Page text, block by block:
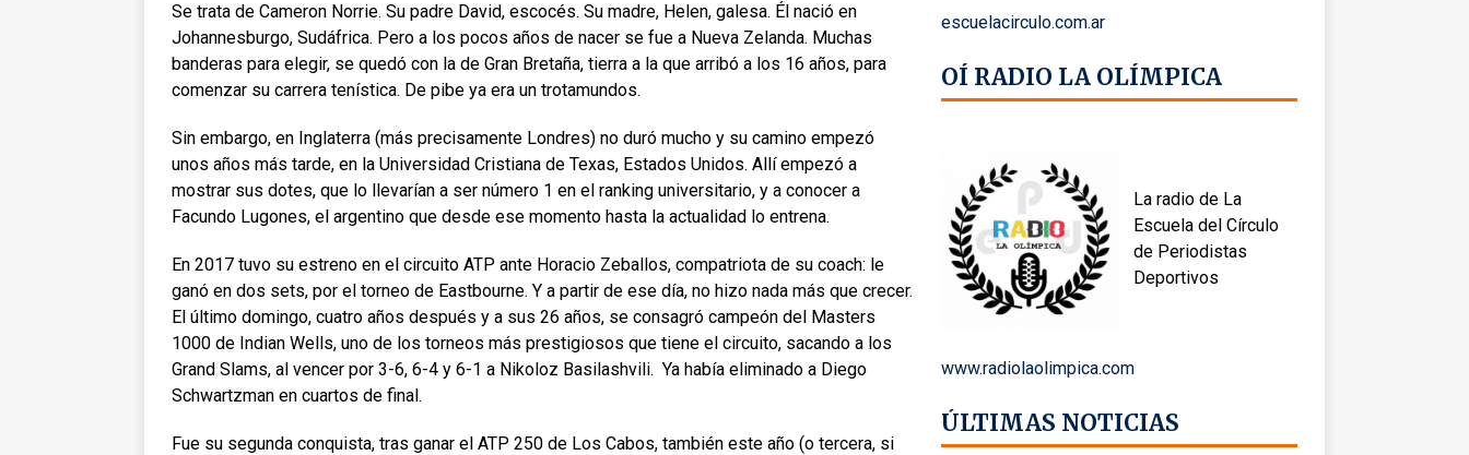
Se trata de Cameron Norrie. Su padre David, escocés. Su madre, Helen, galesa. Él nació en
Johannesburgo, Sudáfrica. Pero a los pocos años de nacer se fue a Nueva Zelanda. Muchas
banderas para elegir, se quedó con la de Gran Bretaña, tierra a la que arribó a los 16 años, para
comenzar su carrera tenística. De pibe ya era un trotamundos.
Sin embargo, en Inglaterra (más precisamente Londres) no duró mucho y su camino empezó
unos años más tarde, en la Universidad Cristiana de Texas, Estados Unidos. Allí empezó a
mostrar sus dotes, que lo llevarían a ser número 1 en el ranking universitario, y a conocer a
Facundo Lugones, el argentino que desde ese momento hasta la actualidad lo entrena.
En 2017 tuvo su estreno en el circuito ATP ante Horacio Zeballos, compatriota de su coach: le
ganó en dos sets, por el torneo de Eastbourne. Y a partir de ese día, no hizo nada más que crecer.
El último domingo, cuatro años después y a sus 26 años, se consagró campeón del Masters
1000 de Indian Wells, uno de los torneos más prestigiosos que tiene el circuito, sacando a los
Grand Slams, al vencer por 3-6, 6-4 y 6-1 a Nikoloz Basilashvili. Ya había eliminado a Diego
Schwartzman en cuartos de final.
Fue su segunda conquista, tras ganar el ATP 250 de Los Cabos, también este año (o tercera, si
escuelacirculo.com.ar
OÍ RADIO LA OLÍMPICA
La radio de La
Escuela del Círculo
de Periodistas
Deportivos
www.radiolaolimpica.com
ÚLTIMAS NOTICIAS